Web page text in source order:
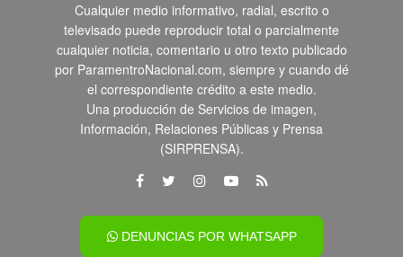
Cualquier medio informativo, radial, escrito o
televisado puede reproducir total o parcialmente
cualquier noticia, comentario u otro texto publicado
por ParamentroNacional.com, siempre y cuando dé
el correspondiente crédito a este medio.
Una producción de Servicios de imagen,
Información, Relaciones Públicas y Prensa
(SIRPRENSA).
DENUNCIAS POR WHATSAPP